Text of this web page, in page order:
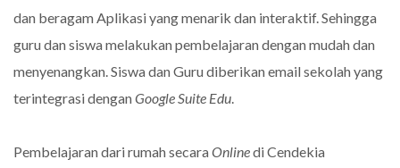
dan beragam Aplikasi yang menarik dan interaktif. Sehingga
guru dan siswa melakukan pembelajaran dengan mudah dan
menyenangkan. Siswa dan Guru diberikan email sekolah yang
terintegrasi denganGoogle Suite Edu
Pembelajaran dari rumah secaraOnlinedi Cendekia